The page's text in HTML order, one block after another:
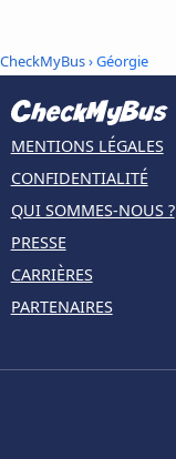
CheckMyBus› Géorgie
MENTIONS LÉGALES
CONFIDENTIALITÉ
QUI SOMMES-NOUS ?
PRESSE
CARRIÈRES
PARTENAIRES